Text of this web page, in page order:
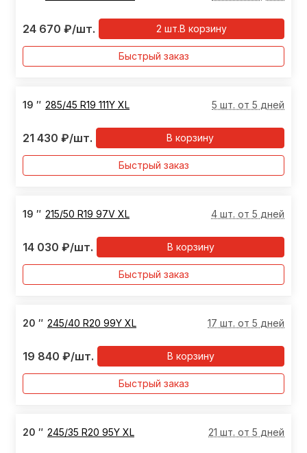
24 670 ₽/шт. В корзину
2 шт.
Быстрый заказ
19 ″ 285/45 R19 111Y XL 5 шт. от 5 дней
21 430 ₽/шт. В корзину
Быстрый заказ
19 ″ 215/50 R19 97V XL 4 шт. от 5 дней
14 030 ₽/шт. В корзину
Быстрый заказ
20 ″ 245/40 R20 99Y XL 17 шт. от 5 дней
19 840 ₽/шт. В корзину
Быстрый заказ
20 ″ 245/35 R20 95Y XL 21 шт. от 5 дней